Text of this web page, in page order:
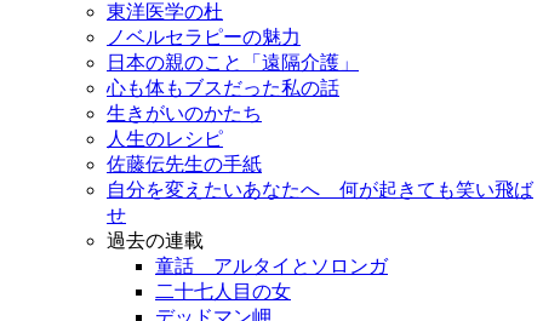
東洋医学の杜
ノベルセラピーの魅力
日本の親のこと「遠隔介護」
心も体もブスだった私の話
生きがいのかたち
人生のレシピ
佐藤伝先生の手紙
自分を変えたいあなたへ 何が起きても笑い飛ば
せ
過去の連載
童話 アルタイとソロンガ
二十七人目の女
デッドマン岬